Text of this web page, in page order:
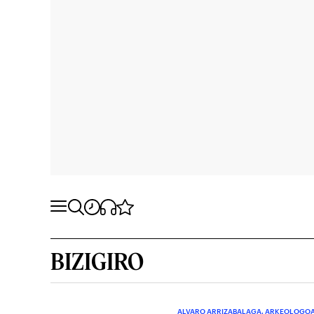
BIZIGIRO
ALVARO ARRIZABALAGA.